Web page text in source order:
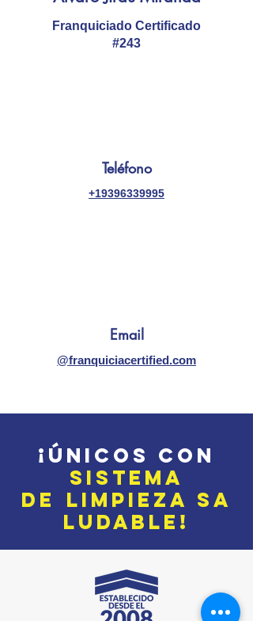
Franquiciado Certificado
#243
Teléfono
+19396339995
Email
@franquiciacertified.com
¡ÚNICOS con
SISTE MA
DE
LIMPIEZA SA
LUDABLE!